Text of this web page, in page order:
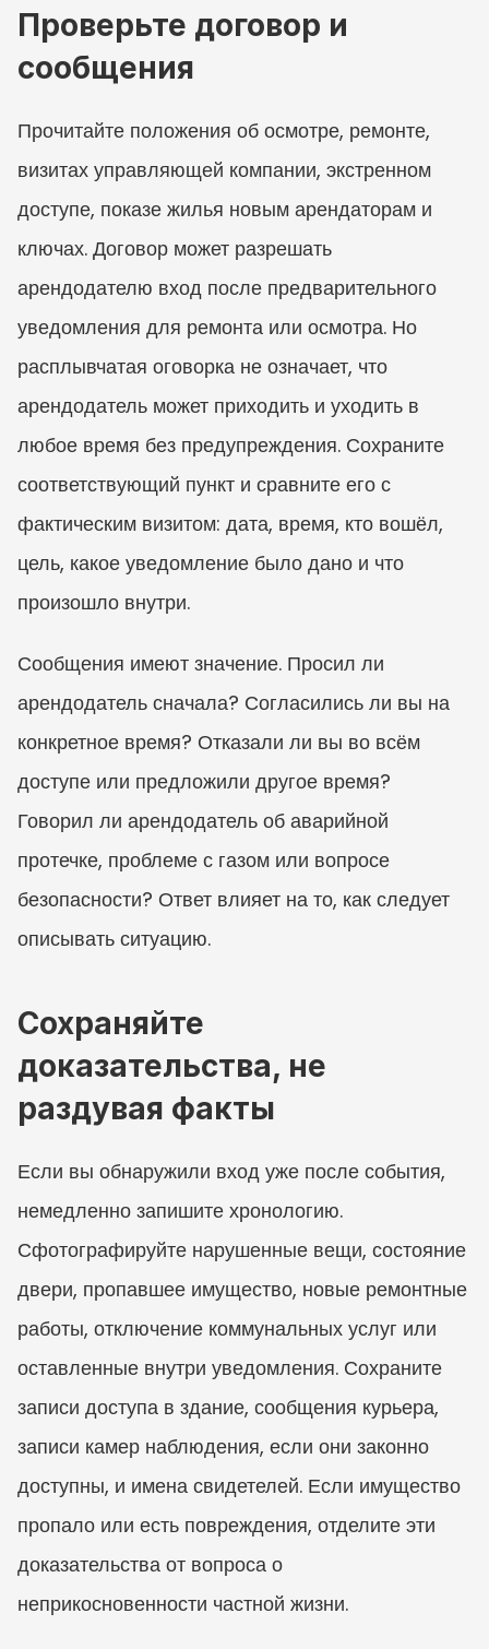
Проверьте договор и
сообщения
Прочитайте положения об осмотре, ремонте,
визитах управляющей компании, экстренном
доступе, показе жилья новым арендаторам и
ключах. Договор может разрешать
арендодателю вход после предварительного
уведомления для ремонта или осмотра. Но
расплывчатая оговорка не означает, что
арендодатель может приходить и уходить в
любое время без предупреждения. Сохраните
соответствующий пункт и сравните его с
фактическим визитом: дата, время, кто вошёл,
цель, какое уведомление было дано и что
произошло внутри.
Сообщения имеют значение. Просил ли
арендодатель сначала? Согласились ли вы на
конкретное время? Отказали ли вы во всём
доступе или предложили другое время?
Говорил ли арендодатель об аварийной
протечке, проблеме с газом или вопросе
безопасности? Ответ влияет на то, как следует
описывать ситуацию.
Сохраняйте
доказательства, не
раздувая факты
Если вы обнаружили вход уже после события,
немедленно запишите хронологию.
Сфотографируйте нарушенные вещи, состояние
двери, пропавшее имущество, новые ремонтные
работы, отключение коммунальных услуг или
оставленные внутри уведомления. Сохраните
записи доступа в здание, сообщения курьера,
записи камер наблюдения, если они законно
доступны, и имена свидетелей. Если имущество
пропало или есть повреждения, отделите эти
доказательства от вопроса о
неприкосновенности частной жизни.